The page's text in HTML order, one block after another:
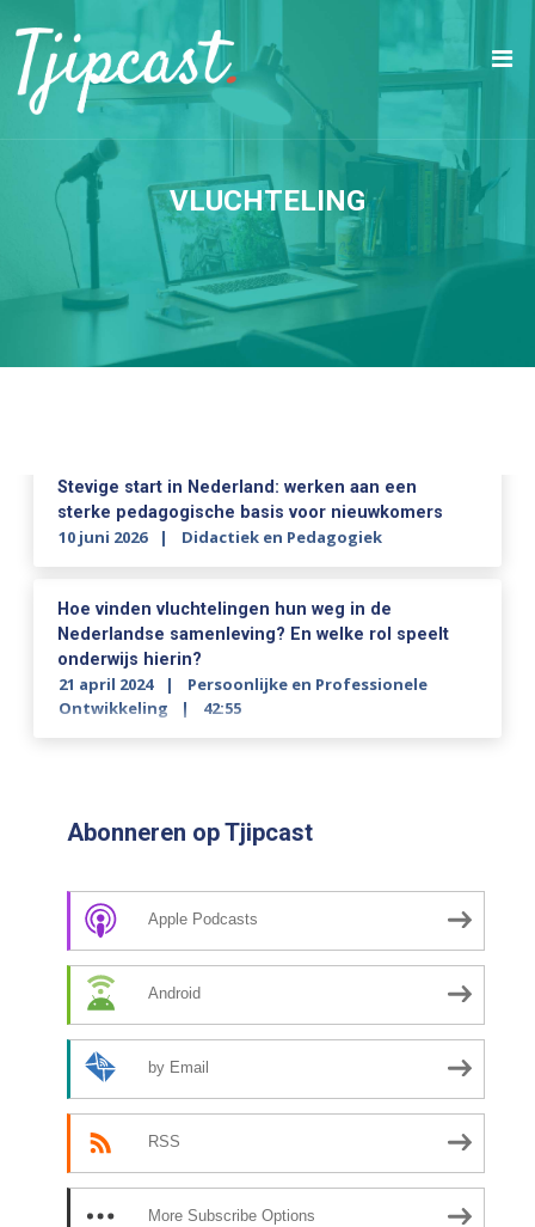
VLUCHTELING
Stevige start in Nederland: werken aan een
sterke pedagogische basis voor nieuwkomers
10 juni 2026 Didactiek en Pedagogiek
Hoe vinden vluchtelingen hun weg in de
Nederlandse samenleving? En welke rol speelt
onderwijs hierin?
21 april 2024
Persoonlijke en Professionele
Ontwikkeling
42:55
Abonneren op Tjipcast
Apple Podcasts
Android
by Email
RSS
More Subscribe Options